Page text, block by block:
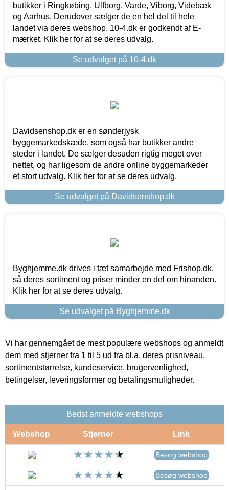
butikker i Ringkøbing, Ulfborg, Varde, Viborg, Videbæk
og Aarhus. Derudover sælger de en hel del til hele
landet via deres webshop. 10-4.dk er godkendt af E-
mærket. Klik her for at se deres udvalg.
Se udvalget på 10-4.dk
Davidsenshop.dk er en sønderjysk
byggemarkedskæde, som også har butikker andre
steder i landet. De sælger desuden rigtig meget over
nettet, og har ligesom de andre online byggemarkeder
et stort udvalg. Klik her for at se deres udvalg.
Se udvalget på Davidsenshop.dk
Byghjemme.dk drives i tæt samarbejde med Frishop.dk,
så deres sortiment og priser minder en del om hinanden.
Klik her for at se deres udvalg.
Se udvalget på Byghjemme.dk
Vi har gennemgået de mest populære webshops og anmeldt
dem med stjerner fra 1 til 5 ud fra bl.a. deres prisniveau,
sortimentstørrelse, kundeservice, brugervenlighed,
betingelser, leveringsformer og betalingsmuligheder.
Bedst anmeldte webshops
Webshop Stjerner Link
Besøg webshop
Besøg webshop